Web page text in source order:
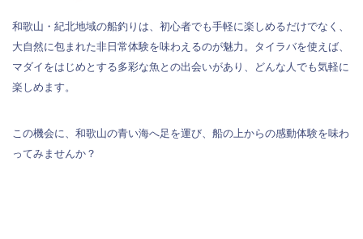
和歌山・紀北地域の船釣りは、初心者でも手軽に楽しめるだけでなく、
大自然に包まれた非日常体験を味わえるのが魅力。タイラバを使えば、
マダイをはじめとする多彩な魚との出会いがあり、どんな人でも気軽に
楽しめます。
この機会に、和歌山の青い海へ足を運び、船の上からの感動体験を味わ
ってみませんか？